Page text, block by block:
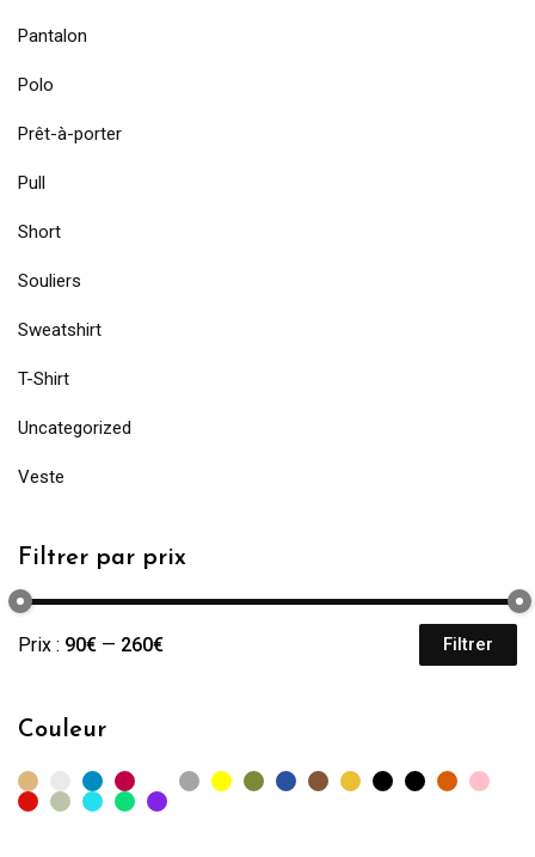
Pantalon
Polo
Prêt-à-porter
Pull
Short
Souliers
Sweatshirt
T-Shirt
Uncategorized
Veste
Filtrer par prix
Filtrer
Prix : 90€ — 260€
Couleur